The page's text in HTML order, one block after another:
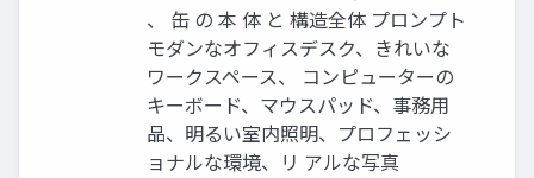
、 缶 の 本 体 と 構造全体 プロンプト
モダンなオフィスデスク、きれいな
ワークスペース、 コンピューターの
キーボード、マウスパッド、事務用
品、明るい室内照明、プロフェッシ
ョナルな環境、リ アルな写真